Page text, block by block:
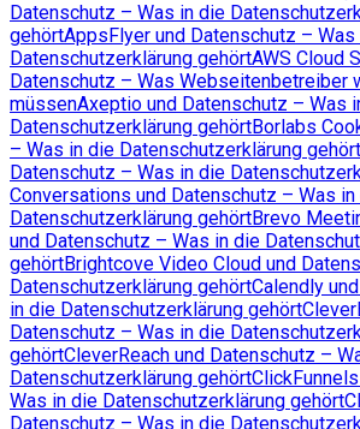
Datenschutz – Was in die
gehörtAppsFlyer und Datenschutz – Was
Datenschutzerklärung gehörtAWS Cloud
Datenschutz – Was Webseitenbetreiber
müssenAxeptio und Datenschutz – Was
Datenschutzerklärung gehörtBorlabs
– Was in die Datenschutzerklärung gehört
Datenschutz – Was in die
Conversations und Datenschutz – Was
Datenschutzerklärung gehörtBrevo
und Datenschutz – Was in die
gehörtBrightcove Video Cloud und
Datenschutzerklärung gehörtCalendly
in die Datenschutzerklärung gehört
Datenschutz – Was in die
gehörtCleverReach und Datenschutz –
Datenschutzerklärung gehört
Was in die Datenschutzerklärung gehört
Datenschutz – Was in die